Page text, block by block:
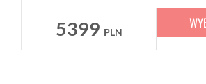
5399 PLN